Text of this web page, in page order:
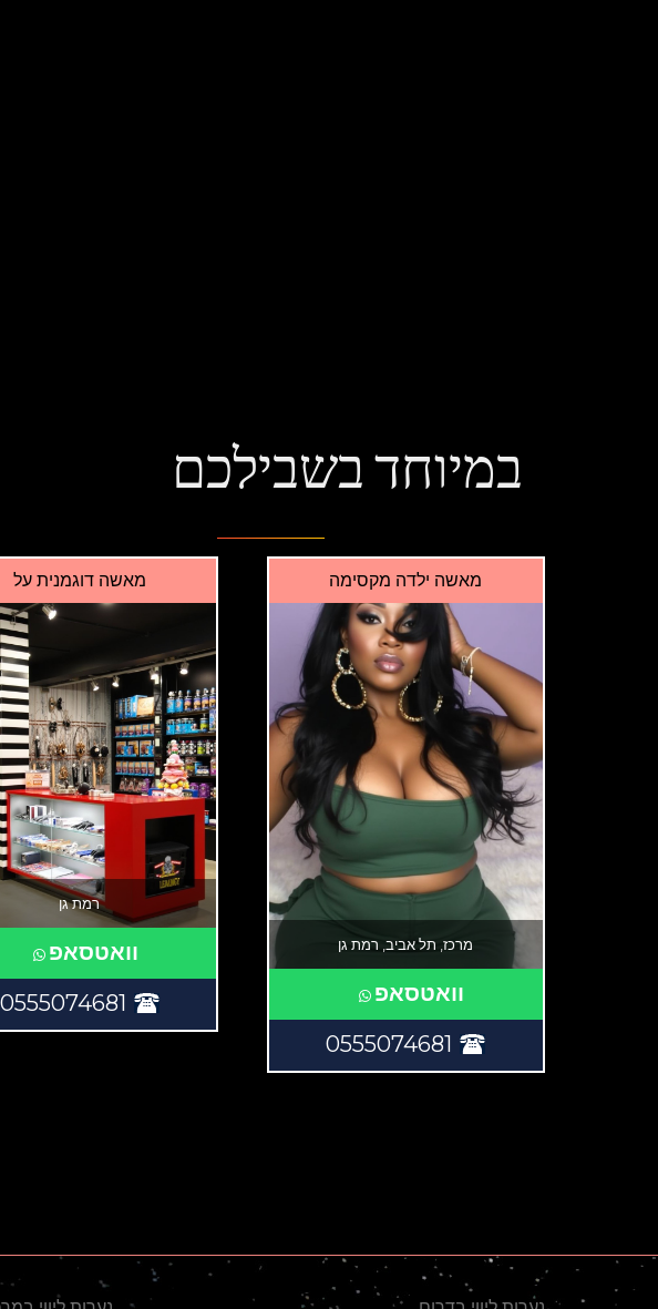
במיוחד בשבילכם
מאשה ילדה מקסימה
מרכז, תל אביב, רמת גן
וואטסאפ
0555074681
מאשה דוגמנית על
רמת גן
וואטסאפ
0555074681